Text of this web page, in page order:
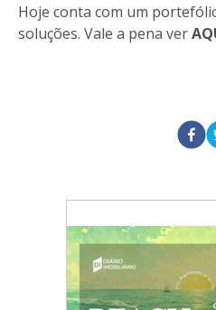
Hoje conta com um
soluções. Vale a pena ver